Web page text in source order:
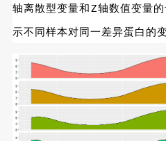
轴离散型变量和Z轴数值变量
示不同样本对同一差异蛋白的变